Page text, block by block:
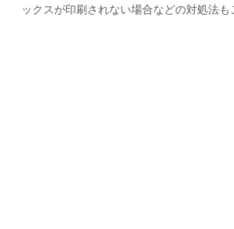
ックスが印刷されない場合などの対処法も